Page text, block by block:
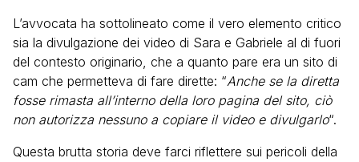
L’avvocata ha sottolineato come il vero elemento critico
sia la divulgazione dei video di Sara e Gabriele al di fuori
del contesto originario, che a quanto pare era un sito di
cam che permetteva di fare dirette: “Anche se la diretta
fosse rimasta all’interno della loro pagina del sito, ciò
non autorizza nessuno a copiare il video e divulgarlo“.
Questa brutta storia deve farci riflettere sui pericoli della